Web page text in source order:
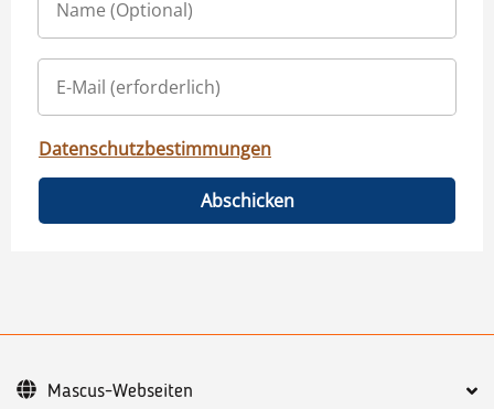
Datenschutzbestimmungen
Abschicken
Mascus-Webseiten